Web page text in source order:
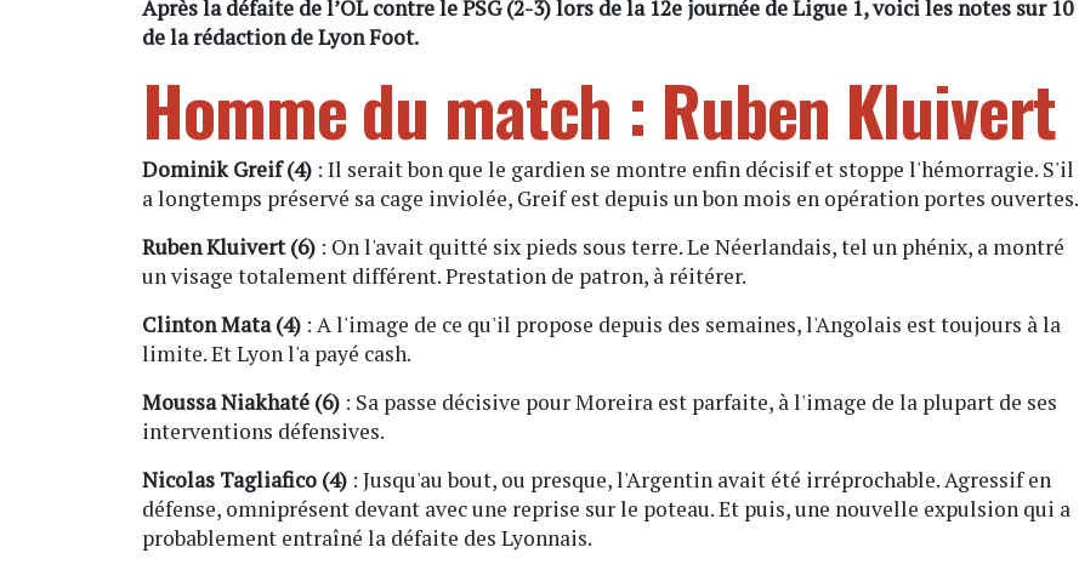
Après la défaite de l’OL contre le PSG (2-3) lors de la 12e journée de Ligue 1, voici les notes sur 10
de la rédaction de Lyon Foot.
Homme du match : Ruben Kluivert
Dominik Greif (4) : Il serait bon que le gardien se montre enfin décisif et stoppe l'hémorragie. S'il
a longtemps préservé sa cage inviolée, Greif est depuis un bon mois en opération portes ouvertes.
Ruben Kluivert (6) : On l'avait quitté six pieds sous terre. Le Néerlandais, tel un phénix, a montré
un visage totalement différent. Prestation de patron, à réitérer.
Clinton Mata (4) : A l'image de ce qu'il propose depuis des semaines, l'Angolais est toujours à la
limite. Et Lyon l'a payé cash.
Moussa Niakhaté (6) : Sa passe décisive pour Moreira est parfaite, à l'image de la plupart de ses
interventions défensives.
Nicolas Tagliafico (4) : Jusqu'au bout, ou presque, l'Argentin avait été irréprochable. Agressif en
défense, omniprésent devant avec une reprise sur le poteau. Et puis, une nouvelle expulsion qui a
probablement entraîné la défaite des Lyonnais.